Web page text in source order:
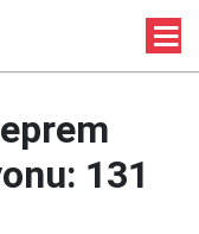
131